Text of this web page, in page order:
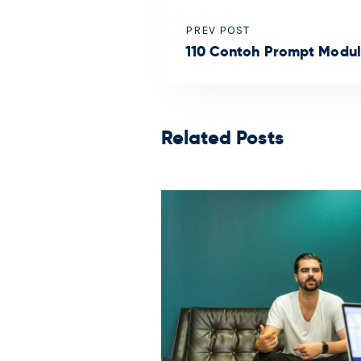
PREV POST
110 Contoh Prompt
Related Posts